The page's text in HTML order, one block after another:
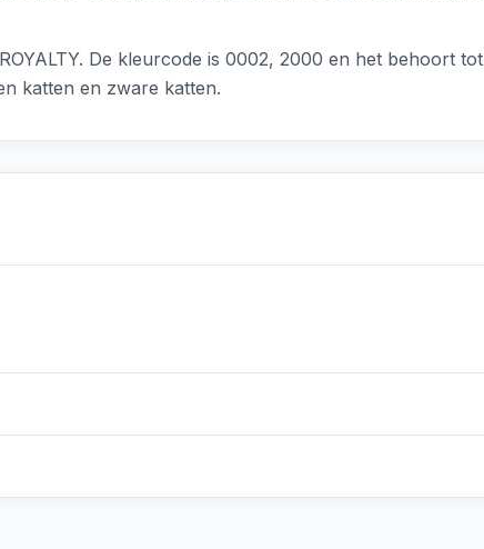
De kleurcode is 0002, 2000 en het behoort
katten en zware katten.